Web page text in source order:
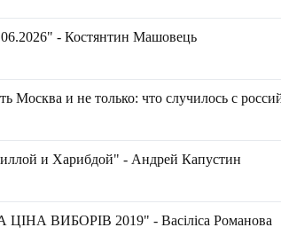
- Костянтин Машовець
Москва и не только: что случилось с
и Харибдой" - Андрей Капустин
ВИБОРІВ 2019" - Васіліса Романова